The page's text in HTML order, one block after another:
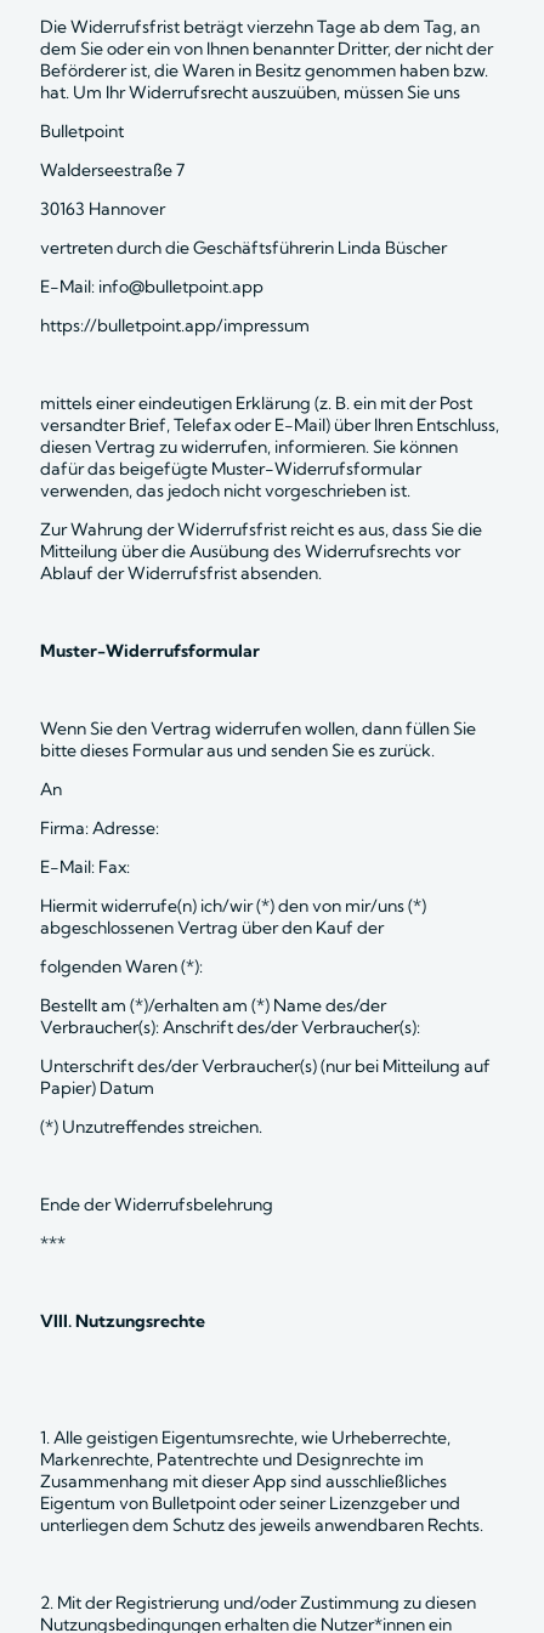
Die Widerrufsfrist beträgt vierzehn Tage ab dem Tag, an
dem Sie oder ein von Ihnen benannter Dritter, der nicht der
Beförderer ist, die Waren in Besitz genommen haben bzw.
hat. Um Ihr Widerrufsrecht auszuüben, müssen Sie uns
Bulletpoint
Walderseestraße 7
30163 Hannover
vertreten durch die Geschäftsführerin Linda Büscher
E-Mail: info@bulletpoint.app
https://bulletpoint.app/impressum
mittels einer eindeutigen Erklärung (z. B. ein mit der Post
versandter Brief, Telefax oder E-Mail) über Ihren Entschluss,
diesen Vertrag zu widerrufen, informieren. Sie können
dafür das beigefügte Muster-Widerrufsformular
verwenden, das jedoch nicht vorgeschrieben ist.
Zur Wahrung der Widerrufsfrist reicht es aus, dass Sie die
Mitteilung über die Ausübung des Widerrufsrechts vor
Ablauf der Widerrufsfrist absenden.
Muster-Widerrufsformular
Wenn Sie den Vertrag widerrufen wollen, dann füllen Sie
bitte dieses Formular aus und senden Sie es zurück.
An
Firma: Adresse:
E-Mail: Fax:
Hiermit widerrufe(n) ich/wir (*) den von mir/uns (*)
abgeschlossenen Vertrag über den Kauf der
folgenden Waren (*):
Bestellt am (*)/erhalten am (*) Name des/der
Verbraucher(s): Anschrift des/der Verbraucher(s):
Unterschrift des/der Verbraucher(s) (nur bei Mitteilung auf
Papier) Datum
(*) Unzutreffendes streichen.
Ende der Widerrufsbelehrung
***
VIII. Nutzungsrechte
1. Alle geistigen Eigentumsrechte, wie Urheberrechte,
Markenrechte, Patentrechte und Designrechte im
Zusammenhang mit dieser App sind ausschließliches
Eigentum von Bulletpoint oder seiner Lizenzgeber und
unterliegen dem Schutz des jeweils anwendbaren Rechts.
2. Mit der Registrierung und/oder Zustimmung zu diesen
Nutzungsbedingungen erhalten die Nutzer*innen ein